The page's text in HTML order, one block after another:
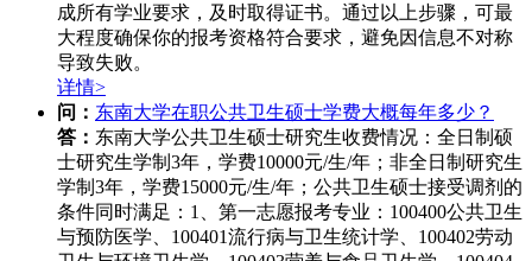
成所有学业要求，及时取得证书。通过以上步骤，可最
大程度确保你的报考资格符合要求，避免因信息不对称
导致失败。
详情>
问： 东南大学在职公共卫生硕士学费大概每年多少？
答： 东南大学公共卫生硕士研究生收费情况：全日制硕
士研究生学制3年，学费10000元/生/年；非全日制研究生
学制3年，学费15000元/生/年；公共卫生硕士接受调剂的
条件同时满足：1、第一志愿报考专业：100400公共卫生
与预防医学、100401流行病与卫生统计学、100402劳动